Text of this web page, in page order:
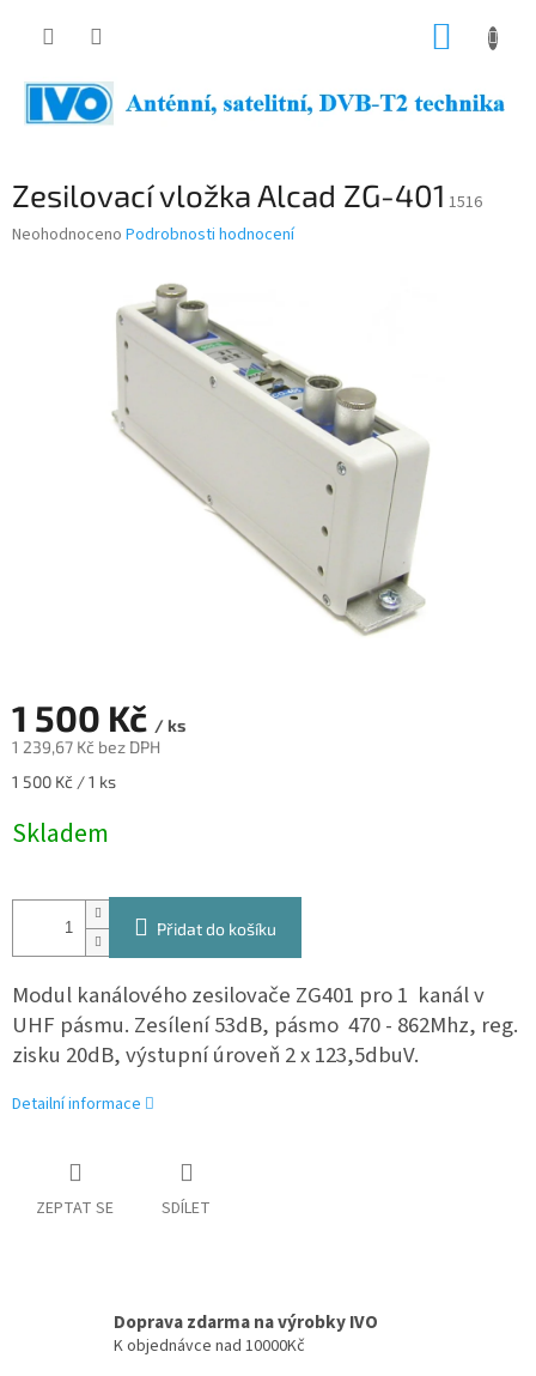
Zesilovací vložka Alcad ZG-401 1516
Průměrné
Neohodnoceno Podrobnosti hodnocení
1 500 Kč / ks
1 239,67 Kč bez DPH
Měrná
1 500 Kč / 1 ks
Skladem
Přidat do košíku
Modul kanálového zesilovače ZG401 pro 1 kanál v
UHF pásmu. Zesílení 53dB, pásmo 470 - 862Mhz, reg.
zisku 20dB, výstupní úroveň 2 x 123,5dbuV.
Detailní informace
ZEPTAT SE SDÍLET
Doprava zdarma na výrobky IVO
K objednávce nad 10000Kč